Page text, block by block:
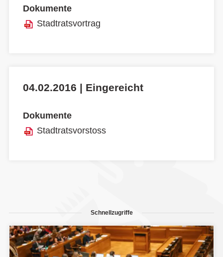
Dokumente
Stadtratsvortrag
04.02.2016 | Eingereicht
Dokumente
Stadtratsvorstoss
Schnellzugriffe